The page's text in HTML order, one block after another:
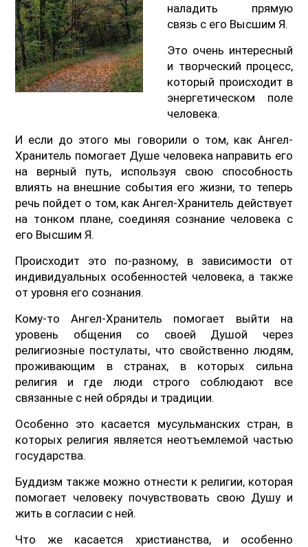
наладить прямую
связь с его Высшим Я.
Это очень интересный
и творческий процесс,
который происходит в
энергетическом поле
человека.
И если до этого мы говорили о том, как Ангел-
Хранитель помогает Душе человека направить его
на верный путь, используя свою способность
влиять на внешние события его жизни, то теперь
речь пойдет о том, как Ангел-Хранитель действует
на тонком плане, соединяя сознание человека с
его Высшим Я.
Происходит это по-разному, в зависимости от
индивидуальных особенностей человека, а также
от уровня его сознания.
Кому-то Ангел-Хранитель помогает выйти на
уровень общения со своей Душой через
религиозные постулаты, что свойственно людям,
проживающим в странах, в которых сильна
религия и где люди строго соблюдают все
связанные с ней обряды и традиции.
Особенно это касается мусульманских стран, в
которых религия является неотъемлемой частью
государства.
Буддизм также можно отнести к религии, которая
помогает человеку почувствовать свою Душу и
жить в согласии с ней.
Что же касается христианства, и особенно